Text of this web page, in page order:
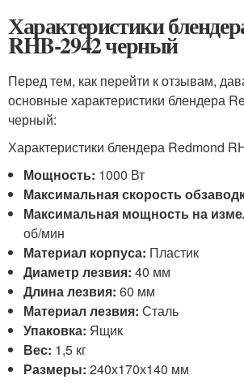
Характеристики
RHB-2942 черный
Перед тем, как перейти к отзывам,
основные характеристики блендера
черный:
Характеристики блендера Redmond
Мощность: 1000 Вт
Максимальная скорость
Максимальная мощность на
об/мин
Материал корпуса: Пластик
Диаметр лезвия: 40 мм
Длина лезвия: 60 мм
Материал лезвия: Сталь
Упаковка: Ящик
Вес: 1,5 кг
Размеры: 240х170х140 мм